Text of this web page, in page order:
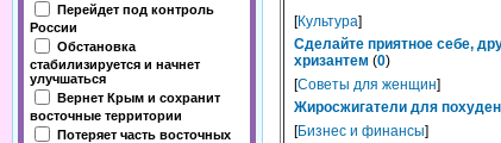
Перейдет под контроль
России
Обстановка
стабилизируется и начнет
улучшаться
Вернет Крым и сохранит
восточные территории
Потеряет часть восточных
[Культура]
Сделайте приятное себе,
хризантем (0)
[Советы для женщин]
Жиросжигатели для
[Бизнес и финансы]